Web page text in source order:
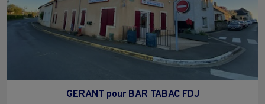
GERANT pour BAR TABAC FDJ